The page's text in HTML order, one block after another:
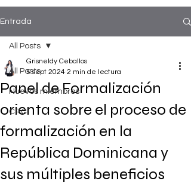
Entrada
All Posts
Nuevos miembros
CRC
All Posts
Panel de Formalización
orienta sobre el proceso de
formalización en la
República Dominicana y
sus múltiples beneficios
Grisneldy Ceballos
5 sept 2024 2 min de lectura